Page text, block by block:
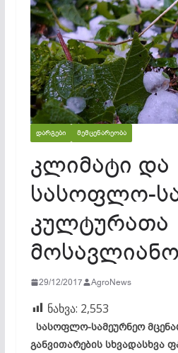
ᲓᲐᲠᲒᲔᲑᲘ ᲛᲔᲛᲪᲔᲜᲐᲠᲔᲝᲑᲐ
კლიმატი და
სასოფლო-
კულტურათა
29/12/2017 AgroNews
ნახვა: 2,553
სასოფლო-სამეურნეო
განვითარების სხვადასხვა